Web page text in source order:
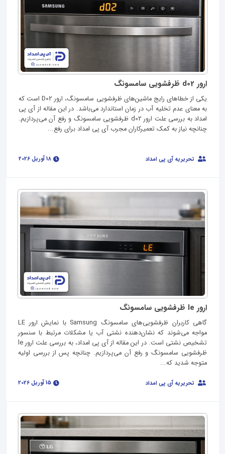
ارور d02 ظرفشویی سامسونگ
یکی از خطاهای رایج ماشین‌های ظرفشویی سامسونگ، ارور D02 است که
به معنای عدم تخلیه آب در زمان استاندارد می‌باشد. در این مقاله از آی پی
امداد به بررسی علت ارور d02 ظرفشویی سامسونگ و رفع آن می‌پردازیم.
چنانچه نیاز به کمک تعمیرکاران مجرب آی پی امداد برای رفع...
تحریریه آی پی امداد
ارور le ظرفشویی سامسونگ
گاهی کاربران ظرفشویی‌های سامسونگ Samsung با نمایش ارور LE
مواجه می‌شوند که نشان‌دهنده نشتی آب یا مشکلات مرتبط با سنسور
تشخیص نشتی است. در این مقاله از آی پی امداد، به بررسی علت ارور le
ظرفشویی سامسونگ و رفع آن می‌پردازیم. چنانچه پس از بررسی اولیه
متوجه شدید که...
تحریریه آی پی امداد